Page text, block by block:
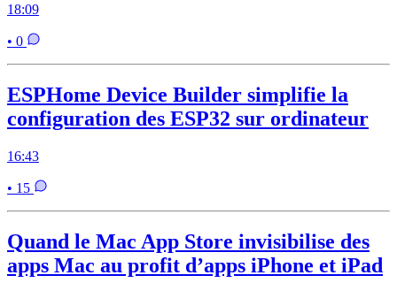
18:09
• 0
ESPHome Device Builder simplifie la
configuration des ESP32 sur ordinateur
16:43
• 15
Quand le Mac App Store invisibilise des
apps Mac au profit d’apps iPhone et iPad